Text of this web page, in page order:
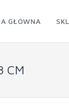
GŁÓWNA
CM